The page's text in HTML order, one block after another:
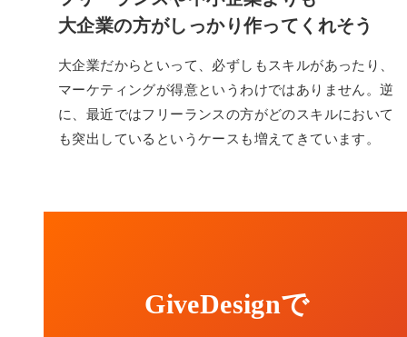
大企業の方がしっかり作ってくれそう
大企業だからといって、必ずしもスキルがあったり、
マーケティングが得意というわけではありません。逆
に、最近ではフリーランスの方がどのスキルにおいて
も突出しているというケースも増えてきています。
GiveDesignで